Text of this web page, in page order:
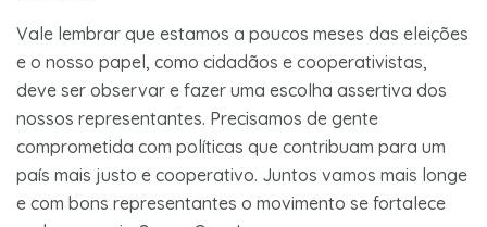
Vale lembrar que estamos a poucos meses das eleições
e o nosso papel, como cidadãos e cooperativistas,
deve ser observar e fazer uma escolha assertiva dos
nossos representantes. Precisamos de gente
comprometida com políticas que contribuam para um
país mais justo e cooperativo. Juntos vamos mais longe
e com bons representantes o movimento se fortalece